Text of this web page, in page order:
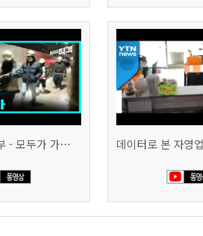
침체의 서막 1부 - 모두가 가난해진다 | 시사직격 신년특집